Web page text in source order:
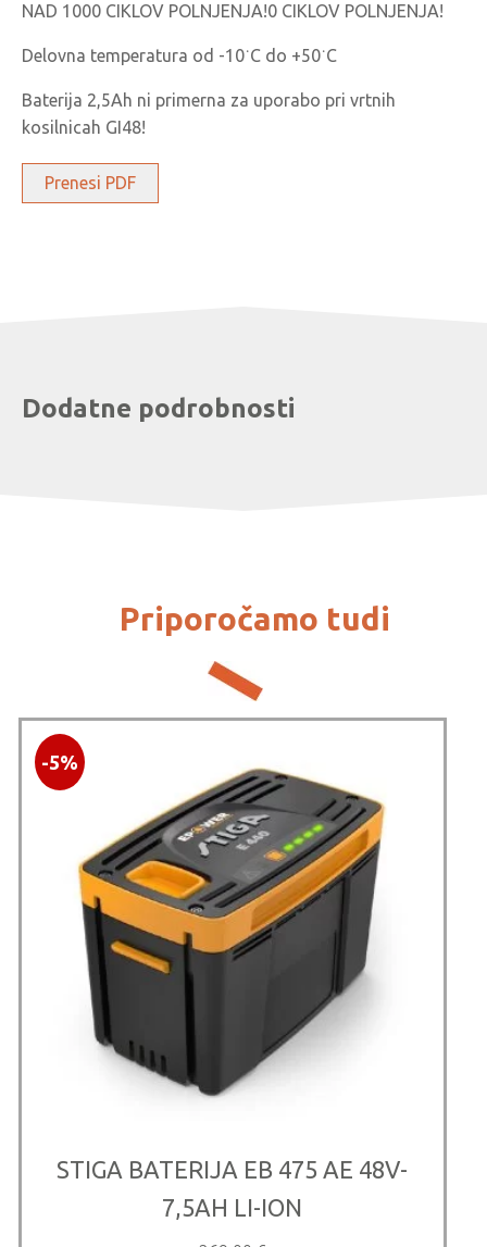
NAD 1000 CIKLOV POLNJENJA!0 CIKLOV POLNJENJA!
Delovna temperatura od -10˙C do +50˙C
Baterija 2,5Ah ni primerna za uporabo pri vrtnih
kosilnicah GI48!
Prenesi PDF
Dodatne podrobnosti
Priporočamo tudi
-5%
STIGA BATERIJA EB 475 AE 48V-
7,5AH LI-ION